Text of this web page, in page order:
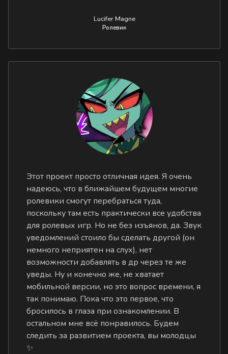
Lucifer Magne
Ролевик
Этот проект просто отличная идея. Я очень
надеюсь, что в ближайшем будущем многие
ролевики смогут перебраться туда,
поскольку там есть практически все удобства
для ролевых игр. Но не без изъянов, да. Звук
уведомлений стоило бы сделать другой (он
немного неприятен на слух), нет
возможности добавлять в др через те же
уведы. Ну и конечно же, не хватает
мобильной версии, но это вопрос времени, я
так понимаю. Пока что это первое, что
бросилось в глаза при ознакомлении. В
остальном мне всё понравилось. Будем
следить за развитием проекта, вы молодцы
✨